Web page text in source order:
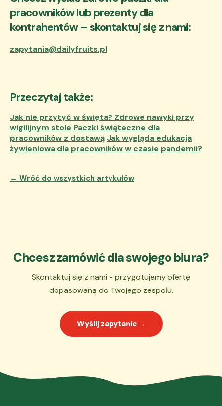
pracowników lub prezenty dla
kontrahentów – skontaktuj się z nami:
zapytania@dailyfruits.pl
Przeczytaj także:
Jak nie przytyć w święta? Zdrowe nawyki przy
wigilijnym stole Paczki świąteczne dla
pracowników z dostawą Jak wygląda edukacja
żywieniowa dla pracowników w czasie pandemii?
← Wróć do wszystkich artykułów
Chcesz zamówić dla swojego biura?
Skontaktuj się z nami - przygotujemy ofertę
dopasowaną do Twojego zespołu.
Wyślij zapytanie →